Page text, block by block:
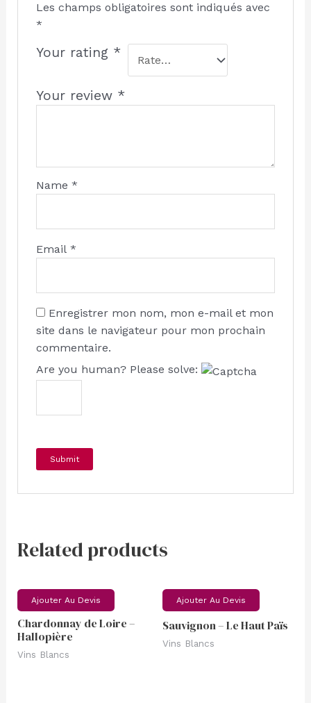
Les champs obligatoires sont indiqués avec
*
Your rating *
Your review *
Name*
Email*
Enregistrer mon nom, mon e-mail et mon
site dans le navigateur pour mon prochain
commentaire.
Are you human? Please solve:
Related products
Ajouter Au Devis
Chardonnay de Loire –
Hallopière
Vins Blancs
Ajouter Au Devis
Sauvignon – Le Haut Païs
Vins Blancs